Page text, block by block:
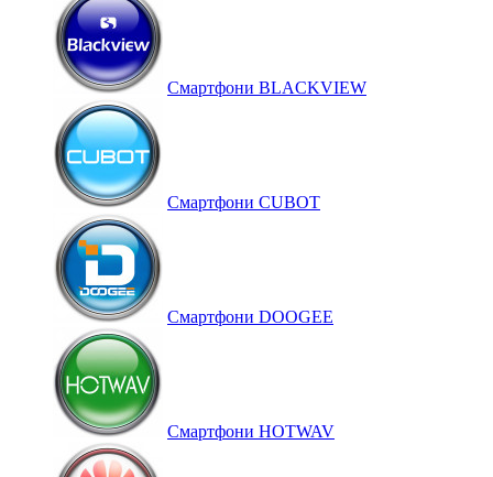
Смартфони BLACKVIEW
Смартфони CUBOT
Смартфони DOOGEE
Смартфони HOTWAV